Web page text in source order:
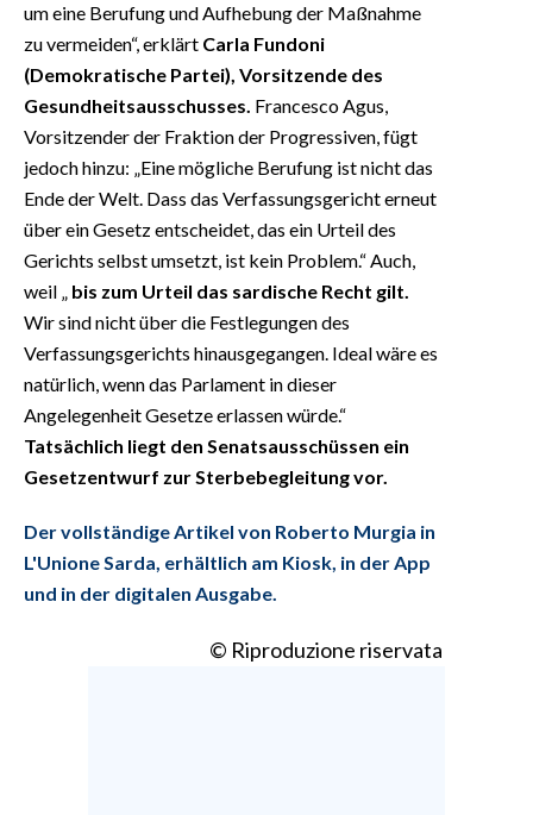
um eine Berufung und Aufhebung der Maßnahme
zu vermeiden“, erklärt Carla Fundoni
(Demokratische Partei), Vorsitzende des
Gesundheitsausschusses. Francesco Agus,
Vorsitzender der Fraktion der Progressiven, fügt
jedoch hinzu: „Eine mögliche Berufung ist nicht das
Ende der Welt. Dass das Verfassungsgericht erneut
über ein Gesetz entscheidet, das ein Urteil des
Gerichts selbst umsetzt, ist kein Problem.“ Auch,
weil „ bis zum Urteil das sardische Recht gilt.
Wir sind nicht über die Festlegungen des
Verfassungsgerichts hinausgegangen. Ideal wäre es
natürlich, wenn das Parlament in dieser
Angelegenheit Gesetze erlassen würde.“
Tatsächlich liegt den Senatsausschüssen ein
Gesetzentwurf zur Sterbebegleitung vor.
Der vollständige Artikel von Roberto Murgia in
L'Unione Sarda, erhältlich am Kiosk, in der App
und in der digitalen Ausgabe.
© Riproduzione riservata